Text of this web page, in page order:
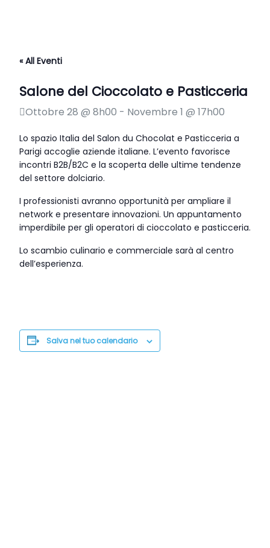
« All Eventi
Salone del Cioccolato e Pasticceria
Ottobre 28 @ 8h00 - Novembre 1 @ 17h00
Lo spazio Italia del Salon du Chocolat e Pasticceria a
Parigi accoglie aziende italiane. L’evento favorisce
incontri B2B/B2C e la scoperta delle ultime tendenze
del settore dolciario.
I professionisti avranno opportunità per ampliare il
network e presentare innovazioni. Un appuntamento
imperdibile per gli operatori di cioccolato e pasticceria.
Lo scambio culinario e commerciale sarà al centro
dell’esperienza.
Salva nel tuo calendario